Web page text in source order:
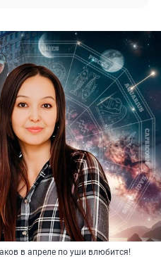
в апреле по уши влюбится!